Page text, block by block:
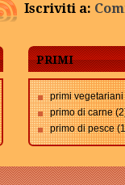
Iscriviti a:
PRIMI
primi vegetariani
primo di carne
primo di pesce